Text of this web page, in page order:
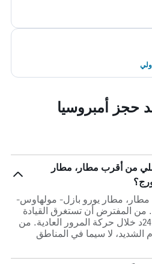
حجز أمبروسيا
من أقرب مطار، مطار
أقرب مطار، مطار يورو بازل- مولهاوس-
من المفترض أن تستغرق القيادة
من الفندق إلى المطار 0س 24د خلال حركة المرور العادية. من
الشديد، لا سيما في المناطق